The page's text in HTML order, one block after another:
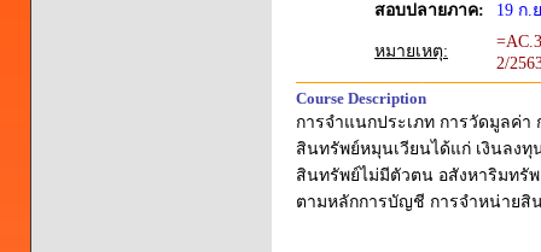
สอบปลายภาค:
19 ก.
หมายเหตุ:
2/
Course Description
การจำแนกประเภท การวัดมูลค่
สินทรัพย์หมุนเวียนได้แก่ เงินลง
สินทรัพย์ไม่มีตัวตน อสังหาริมทรั
ตามหลักการบัญชี การจำหน่ายสิ